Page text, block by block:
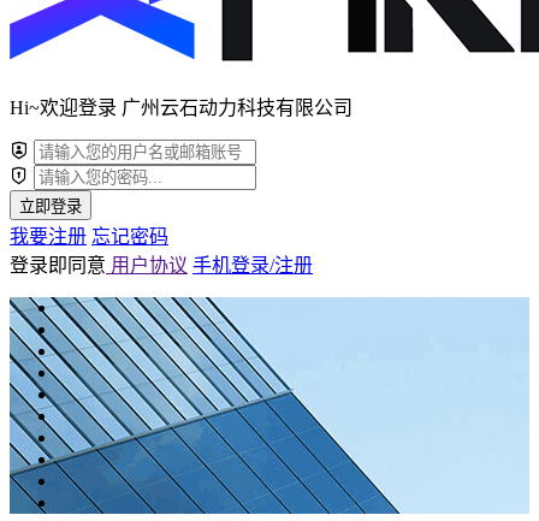
Hi~欢迎登录 广州云石动力科技有限公司
立即登录
我要注册 忘记密码
登录即同意 用户协议 手机登录/注册